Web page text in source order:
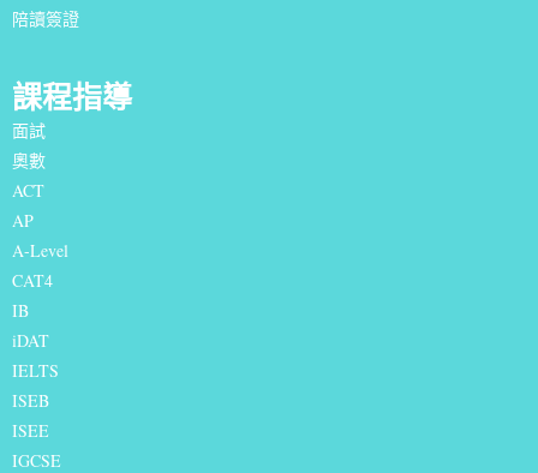
陪讀簽證
課程指導
面試
奧數
ACT
AP
A-Level
CAT4
IB
iDAT
IELTS
ISEB
ISEE
IGCSE